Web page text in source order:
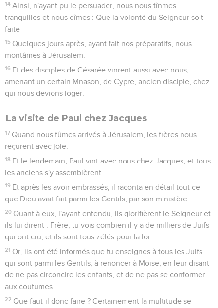
14 Ainsi, n'ayant pu le persuader, nous nous tînmes
tranquilles et nous dîmes : Que la volonté du Seigneur soit
faite
15 Quelques jours après, ayant fait nos préparatifs, nous
montâmes à Jérusalem.
16 Et des disciples de Césarée vinrent aussi avec nous,
amenant un certain Mnason, de Cypre, ancien disciple, chez
qui nous devions loger.
La visite de Paul chez Jacques
17 Quand nous fûmes arrivés à Jérusalem, les frères nous
reçurent avec joie.
18 Et le lendemain, Paul vint avec nous chez Jacques, et tous
les anciens s'y assemblèrent.
19 Et après les avoir embrassés, il raconta en détail tout ce
que Dieu avait fait parmi les Gentils, par son ministère.
20 Quant à eux, l'ayant entendu, ils glorifièrent le Seigneur et
ils lui dirent : Frère, tu vois combien il y a de milliers de Juifs
qui ont cru, et ils sont tous zélés pour la loi.
21 Or, ils ont été informés que tu enseignes à tous les Juifs
qui sont parmi les Gentils, à renoncer à Moïse, en leur disant
de ne pas circoncire les enfants, et de ne pas se conformer
aux coutumes.
22 Que faut-il donc faire ? Certainement la multitude se